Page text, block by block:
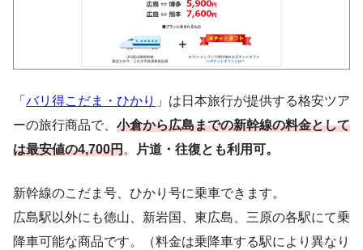
「 バリ得こだま・ひかり 」は日本旅行が提供する格安ツア
ーの旅行商品で、 小倉から広島までの新幹線の料金として
は最安値の4,700円。 片道・往復とも利用可。
新幹線のこだま号、ひかり号に乗車できます。
広島駅以外にも徳山、新岩国、東広島、三原の各駅にて乗
降車可能な商品です。（料金は乗降車する駅により異なり